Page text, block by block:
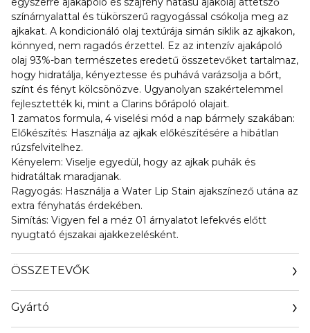
színárnyalattal és tükörszerű ragyogással csókolja meg az
ajkakat. A kondicionáló olaj textúrája simán siklik az ajkakon,
könnyed, nem ragadós érzettel. Ez az intenzív ajakápoló
olaj 93%-ban természetes eredetű összetevőket tartalmaz,
hogy hidratálja, kényeztesse és puhává varázsolja a bőrt,
színt és fényt kölcsönözve. Ugyanolyan szakértelemmel
fejlesztették ki, mint a Clarins bőrápoló olajait.
1 zamatos formula, 4 viselési mód a nap bármely szakában:
Előkészítés: Használja az ajkak előkészítésére a hibátlan
rúzsfelvitelhez.
Kényelem: Viselje egyedül, hogy az ajkak puhák és
hidratáltak maradjanak.
Ragyogás: Használja a Water Lip Stain ajakszínező utána az
extra fényhatás érdekében.
Simítás: Vigyen fel a méz 01 árnyalatot lefekvés előtt
nyugtató éjszakai ajakkezelésként.
ÖSSZETEVŐK
Gyártó